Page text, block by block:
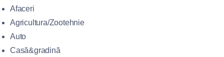
Afaceri
Agricultura/Zootehnie
Auto
Casă&gradină